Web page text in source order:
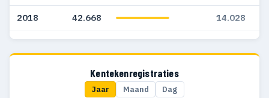
2018 42.668 14.028
2017 42.574 13.474
32.623
Kentekenregistraties
Jaar Maand Dag